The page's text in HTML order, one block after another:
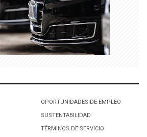
OPORTUNIDADES DE EMPLEO
SUSTENTABILIDAD
TÉRMINOS DE SERVICIO